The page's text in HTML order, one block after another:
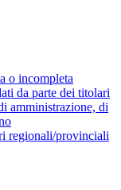
o incompleta
da parte dei titolari
amministrazione, di
regionali/provinciali